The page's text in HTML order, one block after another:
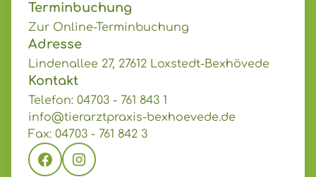
Terminbuchung
Zur Online-Terminbuchung
Adresse
Lindenallee 27, 27612 Loxstedt-Bexhövede
Kontakt
Telefon: 04703 - 761 843 1
info@tierarztpraxis-bexhoevede.de
Fax: 04703 - 761 842 3